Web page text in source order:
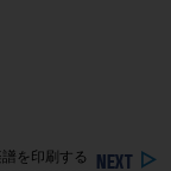
を印刷する